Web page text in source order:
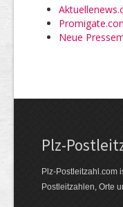
Neue
Plz-
Plz-Postleitzahl.com
Postleitzahlen, Orte